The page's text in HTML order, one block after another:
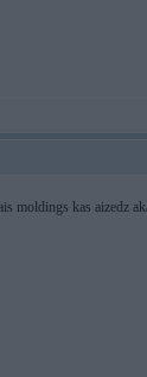
moldings kas aizedz